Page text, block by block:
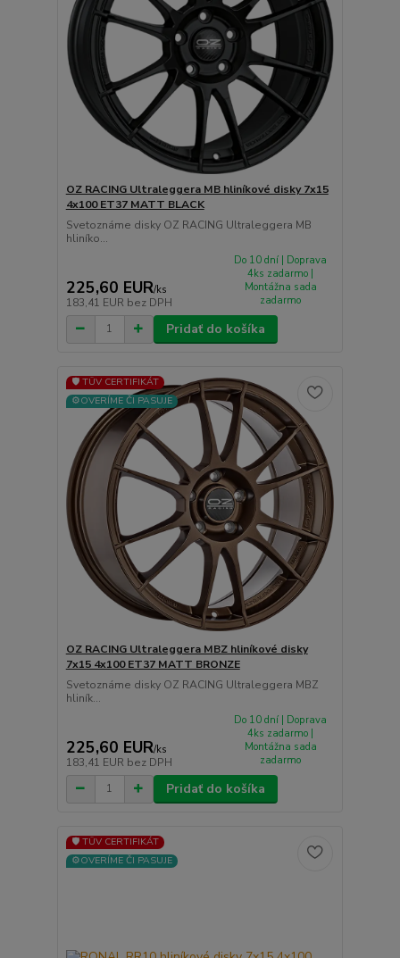
OZ RACING Ultraleggera MB hliníkové disky 7x15
4x100 ET37 MATT BLACK
Svetoznáme disky OZ RACING Ultraleggera MB
hliníko...
225,60 EUR/ks
183,41 EUR bez DPH
Do 10 dní | Doprava
4ks zadarmo |
Montážna sada
zadarmo
Pridať do košíka
🛡️ TÜV CERTIFIKÁT
⚙️OVERÍME ČI PASUJE
OZ RACING Ultraleggera MBZ hliníkové disky
7x15 4x100 ET37 MATT BRONZE
Svetoznáme disky OZ RACING Ultraleggera MBZ
hliník...
225,60 EUR/ks
183,41 EUR bez DPH
Do 10 dní | Doprava
4ks zadarmo |
Montážna sada
zadarmo
Pridať do košíka
🛡️ TÜV CERTIFIKÁT
⚙️OVERÍME ČI PASUJE